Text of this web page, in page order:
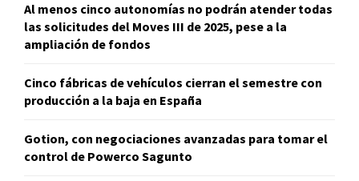
Al menos cinco autonomías no podrán atender todas
las solicitudes del Moves III de 2025, pese a la
ampliación de fondos
Cinco fábricas de vehículos cierran el semestre con
producción a la baja en España
Gotion, con negociaciones avanzadas para tomar el
control de Powerco Sagunto